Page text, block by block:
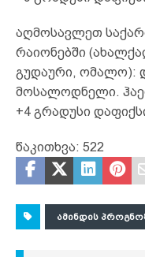
აღმოსავლეთ
რაიონებში
გუდაური, ომალო):
მოსალოდნელი.
+4 გრადუსი
წაკითხვა: 522
ᲐᲛᲘᲜᲓᲘᲡ